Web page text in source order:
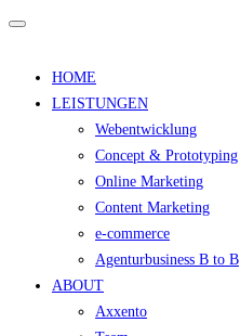
HOME
LEISTUNGEN
Webentwicklung
Concept & Prototyping
Online Marketing
Content Marketing
e-commerce
Agenturbusiness B to B
ABOUT
Axxento